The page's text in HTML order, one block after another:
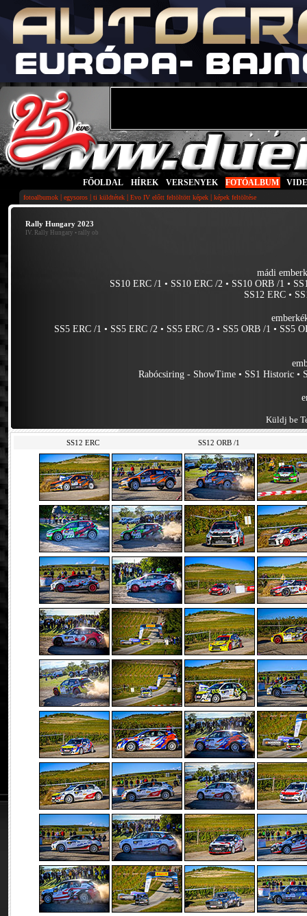
FŐOLDAL HÍREK VERSENYEK FOTÓALBUM
fotoalbumok | egysoros | ti küldtétek | Evo IV előtt feltöltött képek | képek feltöltése
Rally Hungary 2023
IV. Rally Hungary • rally ob
mádi
SS10 ERC /1 • SS10 ERC /2 • SS10 ORB /1 •
SS12 ERC •
SS5 ERC /1 • SS5 ERC /2 • SS5 ERC /3 • SS5 ORB /1 • SS5
Rabócsiring - ShowTime • SS1 Historic •
Küldj be
SS12 ERC SS12 ORB /1